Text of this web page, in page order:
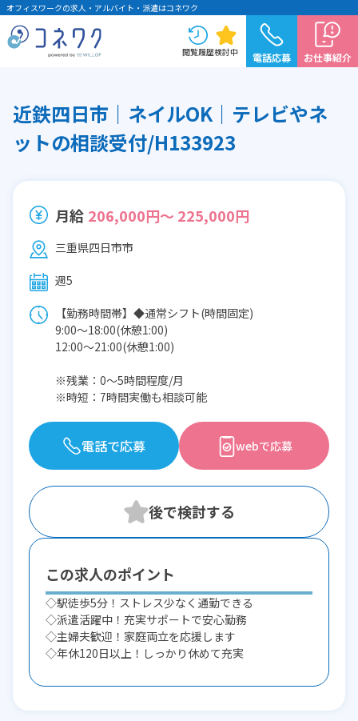
オフィスワークの求人・アルバイト・派遣はコネワク
閲覧履歴検討中 電話応募 お仕事紹介
近鉄四日市｜ネイルOK｜テレビやネ
ットの相談受付/H133923
月給 206,000円～ 225,000円
三重県四日市市
週5
【勤務時間帯】◆通常シフト(時間固定)
9:00〜18:00(休憩1:00)
12:00〜21:00(休憩1:00)
※残業：0〜5時間程度/月
※時短：7時間実働も相談可能
電話で応募 webで応募
この求人のポイント
◇駅徒歩5分！ストレス少なく通勤できる
◇派遣活躍中！充実サポートで安心勤務
◇主婦夫歓迎！家庭両立を応援します
◇年休120日以上！しっかり休めて充実